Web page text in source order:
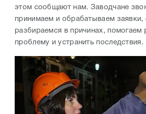
этом сообщают нам. Заводчане
принимаем и обрабатываем заявки,
разбираемся в причинах, помогаем
проблему и устранить последствия.